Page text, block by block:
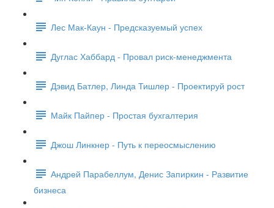
Лес Мак-Каун - Предсказуемый успех
Дуглас Хаббард - Провал риск-менеджмента
Дэвид Батлер, Линда Тишлер - Проектируй рост
Майк Пайпер - Простая бухгалтерия
Джош Линкнер - Путь к переосмыслению
Андрей Парабеллум, Денис Запиркин - Развитие
бизнеса